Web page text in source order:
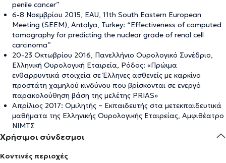
penile cancer”
6-8 Νοεμβρίου 2015, EAU, 11th South Eastern European
Meeting (SEEM), Antalya, Turkey: “Effectiveness of computed
tomography for predicting the nuclear grade of renal cell
carcinoma”
20-23 Οκτωβρίου 2016, Πανελλήνιο Ουρολογικό Συνέδριο,
Ελληνική Ουρολογική Εταιρεία, Ρόδος: «Πρώιμα
ενθαρρυντικά στοιχεία σε Έλληνες ασθενείς με καρκίνο
προστάτη χαμηλού κινδύνου που βρίσκονται σε ενεργό
παρακολούθηση βάση της μελέτης PRIAS»
Απρίλιος 2017: Ομιλητής – Εκπαιδευτής στα μετεκπαιδευτικά
μαθήματα της Ελληνικής Ουρολογικής Εταιρείας, Αμφιθέατρο
ΝΙΜΤΣ
Χρήσιμοι σύνδεσμοι
Κοντινές περιοχές